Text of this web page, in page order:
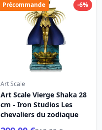
-6%
Précommande
Art Scale
Art Scale Vierge Shaka 28
cm - Iron Studios Les
chevaliers du zodiaque